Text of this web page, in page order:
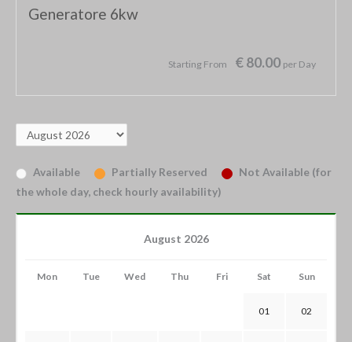
Generatore 6kw
Starting From € 80.00 per Day
Available Partially Reserved
Not Available (for
the whole day, check hourly availability)
August 2026
Mon Tue Wed Thu Fri Sat Sun
01 02